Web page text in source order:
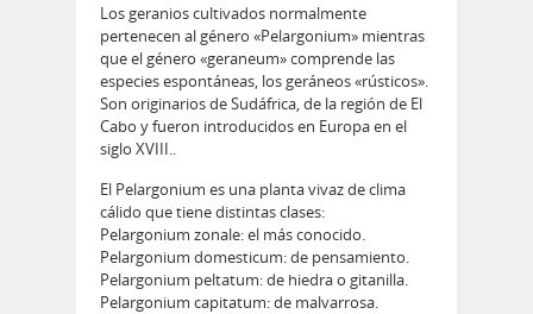
Los geranios cultivados normalmente
pertenecen al género «Pelargonium» mientras
que el género «geraneum» comprende las
especies espontáneas, los geráneos «rústicos».
Son originarios de Sudáfrica, de la región de El
Cabo y fueron introducidos en Europa en el
siglo XVIII..
El Pelargonium es una planta vivaz de clima
cálido que tiene distintas clases:
Pelargonium zonale: el más conocido.
Pelargonium domesticum: de pensamiento.
Pelargonium peltatum: de hiedra o gitanilla.
Pelargonium capitatum: de malvarrosa.